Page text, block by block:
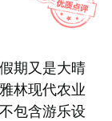
期又是大晴
林现代农业
包含游乐设